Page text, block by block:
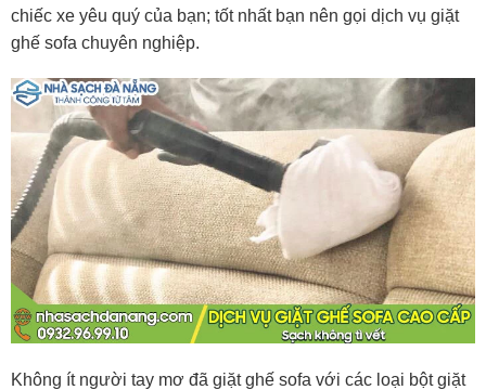
chiếc xe yêu quý của bạn; tốt nhất bạn nên gọi dịch vụ giặt
ghế sofa chuyên nghiệp.
Không ít người tay mơ đã giặt ghế sofa với các loại bột giặt